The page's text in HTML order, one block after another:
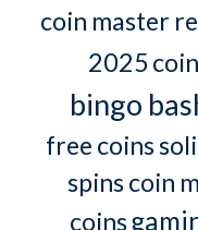
coin master
2025
bingo
free coins
spins coin
coins